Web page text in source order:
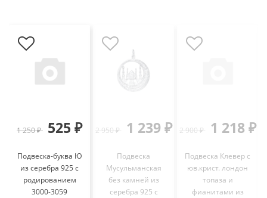
1 250 ₽ 525 ₽
Подвеска-буква Ю
из серебра 925 с
родированием
3000-3059
2 950 ₽ 1 239 ₽
Подвеска
Мусульманская
без камней из
серебра 925 с
2 900 ₽ 1 218 ₽
Подвеска Клевер с
юв.крист. лондон
топаза и
фианитами из